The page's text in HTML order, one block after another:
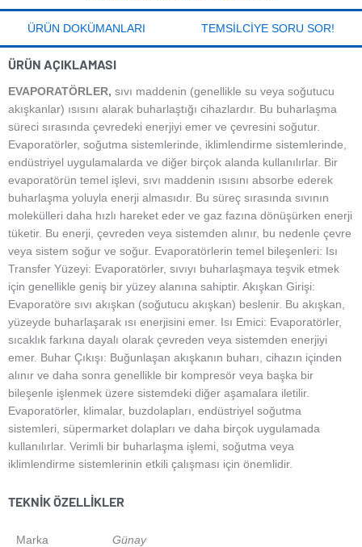
ÜRÜN DOKÜMANLARI TEMSILCIYE SORU SOR!
ÜRÜN AÇIKLAMASI
EVAPORATÖRLER, sıvı maddenin (genellikle su veya soğutucu
akışkanlar) ısısını alarak buharlaştığı cihazlardır. Bu buharlaşma
süreci sırasında çevredeki enerjiyi emer ve çevresini soğutur.
Evaporatörler, soğutma sistemlerinde, iklimlendirme sistemlerinde,
endüstriyel uygulamalarda ve diğer birçok alanda kullanılırlar. Bir
evaporatörün temel işlevi, sıvı maddenin ısısını absorbe ederek
buharlaşma yoluyla enerji almasıdır. Bu süreç sırasında sıvının
molekülleri daha hızlı hareket eder ve gaz fazına dönüşürken enerji
tüketir. Bu enerji, çevreden veya sistemden alınır, bu nedenle çevre
veya sistem soğur ve soğur. Evaporatörlerin temel bileşenleri: Isı
Transfer Yüzeyi: Evaporatörler, sıvıyı buharlaşmaya teşvik etmek
için genellikle geniş bir yüzey alanına sahiptir. Akışkan Girişi:
Evaporatöre sıvı akışkan (soğutucu akışkan) beslenir. Bu akışkan,
yüzeyde buharlaşarak ısı enerjisini emer. Isı Emici: Evaporatörler,
sıcaklık farkına dayalı olarak çevreden veya sistemden enerjiyi
emer. Buhar Çıkışı: Buğunlaşan akışkanın buharı, cihazın içinden
alınır ve daha sonra genellikle bir kompresör veya başka bir
bileşenle işlenmek üzere sistemdeki diğer aşamalara iletilir.
Evaporatörler, klimalar, buzdolapları, endüstriyel soğutma
sistemleri, süpermarket dolapları ve daha birçok uygulamada
kullanılırlar. Verimli bir buharlaşma işlemi, soğutma veya
iklimlendirme sistemlerinin etkili çalışması için önemlidir.
TEKNIK ÖZELLIKLER
Marka Günay